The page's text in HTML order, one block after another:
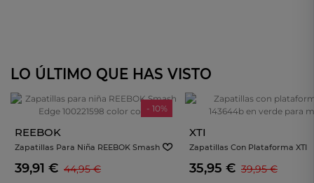
LO ÚLTIMO QUE HAS VISTO
- 10%
REEBOK
Zapatillas Para Niña REEBOK Smash
Edge 100221598 Color Coral
39,91 € 44,95 €
XTI
Zapatillas Con Plataforma XTI
143644b En Verde Para Mujer
35,95 € 39,95 €